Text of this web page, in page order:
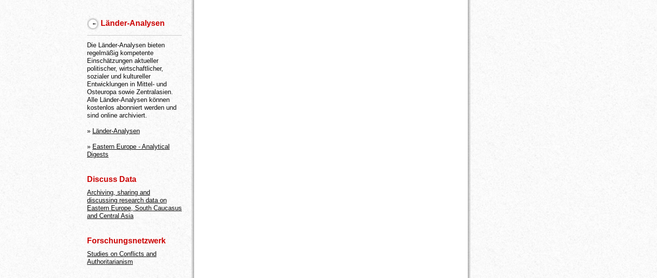
Länder-Analysen
Die Länder-Analysen bieten
regelmäßig kompetente
Einschätzungen aktueller
politischer, wirtschaftlicher,
sozialer und kultureller
Entwicklungen in Mittel- und
Osteuropa sowie Zentralasien.
Alle Länder-Analysen können
kostenlos abonniert werden und
sind online archiviert.
» Länder-Analysen
» Eastern Europe - Analytical
Digests
Discuss Data
Archiving, sharing and
discussing research data on
Eastern Europe, South Caucasus
and Central Asia
Forschungsnetzwerk
Studies on Conflicts and
Authoritarianism